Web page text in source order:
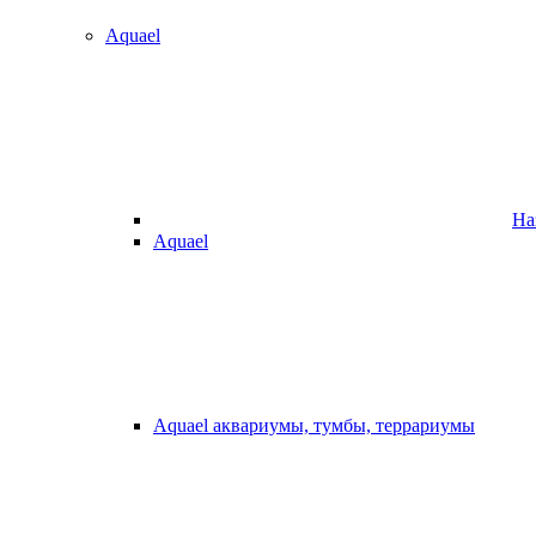
Aquael
Aquael
Aquael аквариумы, тумбы, террариумы